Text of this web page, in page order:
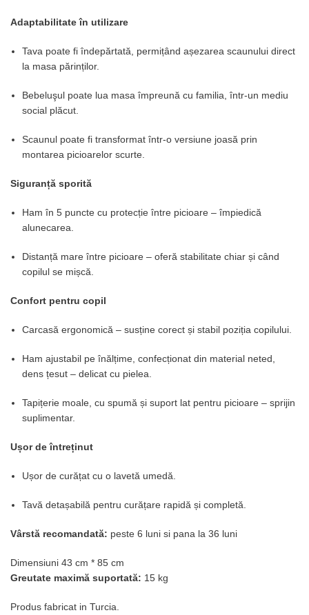
Adaptabilitate în utilizare
Tava poate fi îndepărtată, permițând așezarea scaunului direct
la masa părinților.
Bebeluşul poate lua masa împreună cu familia, într-un mediu
social plăcut.
Scaunul poate fi transformat într-o versiune joasă prin
montarea picioarelor scurte.
Siguranță sporită
Ham în 5 puncte cu protecție între picioare – împiedică
alunecarea.
Distanță mare între picioare – oferă stabilitate chiar și când
copilul se mișcă.
Confort pentru copil
Carcasă ergonomică – susține corect și stabil poziția copilului.
Ham ajustabil pe înălțime, confecționat din material neted,
dens țesut – delicat cu pielea.
Tapițerie moale, cu spumă și suport lat pentru picioare – sprijin
suplimentar.
Ușor de întreținut
Ușor de curățat cu o lavetă umedă.
Tavă detașabilă pentru curățare rapidă și completă.
Vârstă recomandată: peste 6 luni si pana la 36 luni
Dimensiuni 43 cm * 85 cm
Greutate maximă suportată: 15 kg
Produs fabricat in Turcia.